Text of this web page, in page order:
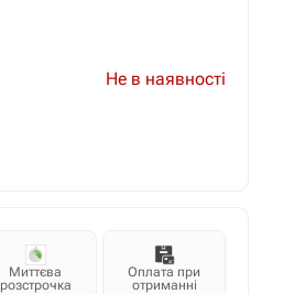
Не в наявності
Миттєва
розстрочка
Оплата при
отриманні